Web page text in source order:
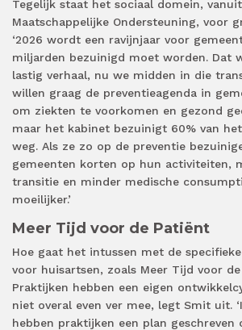
Tegelijk staat het sociaal domein,
Maatschappelijke Ondersteuning, voor
‘2026 wordt een ravijnjaar voor
miljarden bezuinigd moet worden. Dat
lastig verhaal, nu we midden in die
willen graag de preventieagenda in
om ziekten te voorkomen en gezond
maar het kabinet bezuinigt 60% van
weg. Als ze zo op de preventie
gemeenten korten op hun activiteiten,
transitie en minder medische
moeilijker.’
Meer Tijd voor de Patiënt
Hoe gaat het intussen met de
voor huisartsen, zoals Meer Tijd voor
Praktijken hebben een eigen
niet overal even ver mee, legt Smit uit.
hebben praktijken een plan geschreven